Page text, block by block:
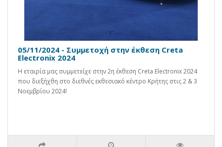
05/11/2024 - Συμμετοχή στην έκθεση Creta
Electronix 2024
Η εταιρία μας συμμετείχε στην 2η έκθεση Creta Electronix 2024
που διεξήχθη στο διεθνές εκθεσιακό κέντρο Κρήτης στις 2 & 3
Νοεμβρίου 2024!